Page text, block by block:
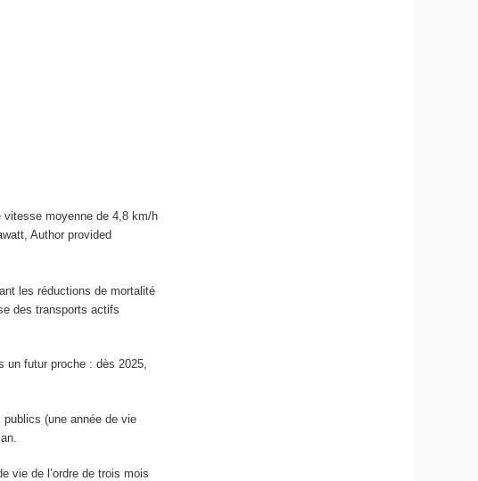
vitesse moyenne de 4,8 km/h
,Author provided
les réductions de mortalité
des transports actifs
un futur proche : dès 2025,
(une année de vie
vie de l’ordre de trois mois